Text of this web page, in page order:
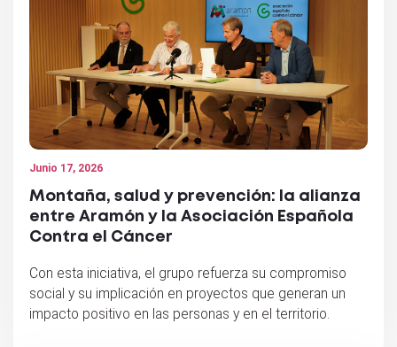
Junio 17, 2026
Montaña, salud y prevención: la alianza
entre Aramón y la Asociación Española
Contra el Cáncer
Con esta iniciativa, el grupo refuerza su compromiso
social y su implicación en proyectos que generan un
impacto positivo en las personas y en el territorio.